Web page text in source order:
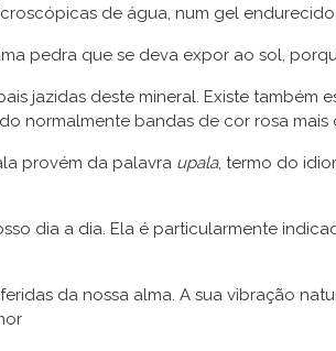
de água, num gel
pedra que se deva expor ao sol,
jazidas deste mineral. Existe também
normalmente bandas de cor rosa mais
provém da palavra upala, termo do
dia a dia. Ela é particularmente
da nossa alma. A sua vibração